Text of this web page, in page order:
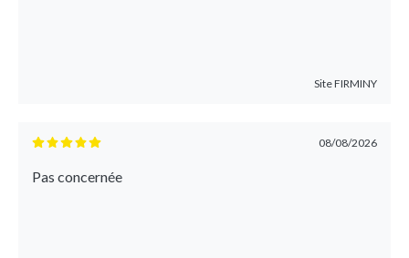
SiteFIRMINY
08/08/2026
Pas concernée